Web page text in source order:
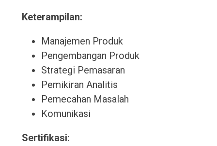
Keterampilan:
Manajemen Produk
Pengembangan Produk
Strategi Pemasaran
Pemikiran Analitis
Pemecahan Masalah
Komunikasi
Sertifikasi: